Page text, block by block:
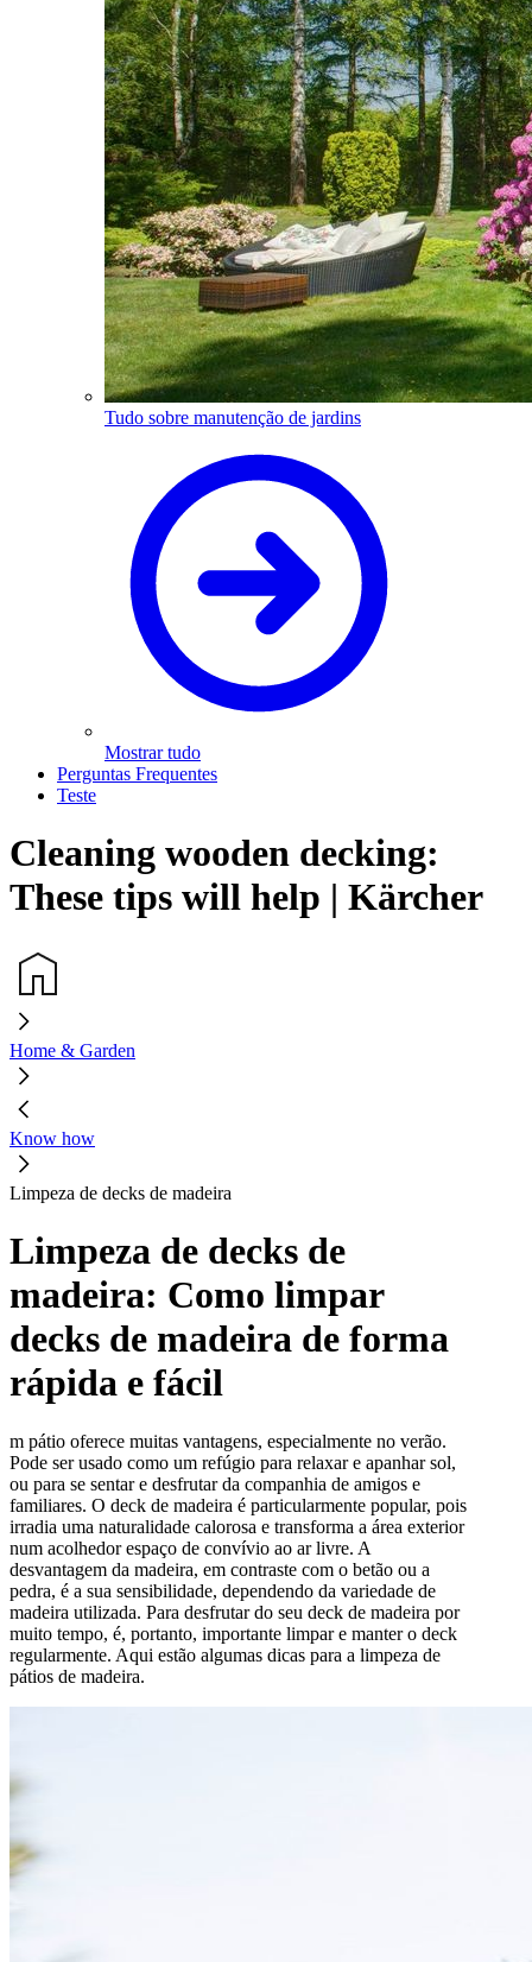
Tudo sobre manutenção de jardins
Mostrar tudo
Perguntas Frequentes
Teste
Cleaning wooden decking:
These tips will help | Kärcher
Home & Garden
Know how
Limpeza de decks de madeira
Limpeza de decks de
madeira: Como limpar
decks de madeira de forma
rápida e fácil
m pátio oferece muitas vantagens, especialmente no verão.
Pode ser usado como um refúgio para relaxar e apanhar sol,
ou para se sentar e desfrutar da companhia de amigos e
familiares. O deck de madeira é particularmente popular, pois
irradia uma naturalidade calorosa e transforma a área exterior
num acolhedor espaço de convívio ao ar livre. A
desvantagem da madeira, em contraste com o betão ou a
pedra, é a sua sensibilidade, dependendo da variedade de
madeira utilizada. Para desfrutar do seu deck de madeira por
muito tempo, é, portanto, importante limpar e manter o deck
regularmente. Aqui estão algumas dicas para a limpeza de
pátios de madeira.